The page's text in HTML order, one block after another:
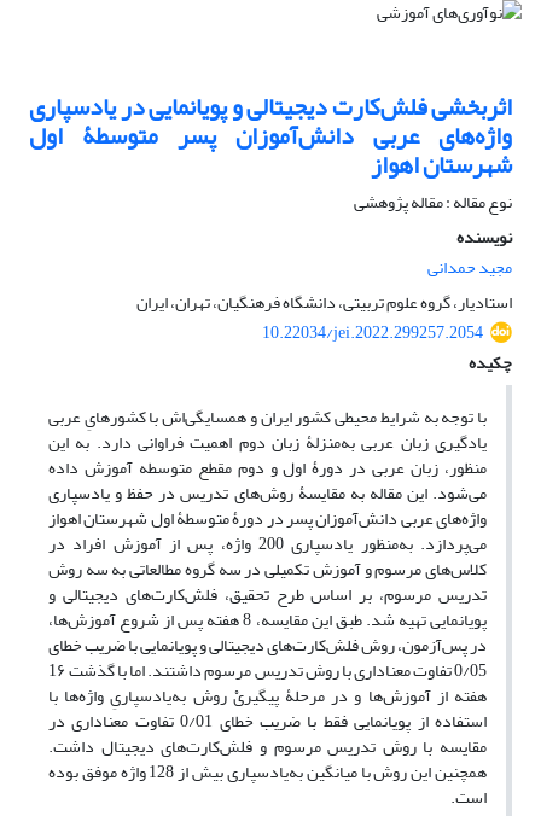
اثربخشی فلش‌کارت دیجیتالی و پویانمایی در یادسپاری
واژه‌های عربی دانش‌آموزان پسر متوسطۀ اول
شهرستان اهواز
نوع مقاله : مقاله پژوهشی
نویسنده
مجید حمدانی
استادیار، گروه علوم تربیتی، دانشگاه فرهنگیان، تهران، ایران
10.22034/jei.2022.299257.2054
چکیده
با توجه به شرایط محیطی کشور ایران و همسایگی‌اش با کشورهایِ عربی
یادگیری زبان عربی به‌منزلۀ زبان دوم اهمیت فراوانی دارد. به این
منظور، زبان عربی در دورۀ اول و دوم مقطع متوسطه آموزش داده
می‌شود. این مقاله به مقایسۀ روش‌های تدریس در حفظ و یادسپاری
واژه‌های عربی دانش‌آموزان پسر در دورۀ متوسطۀ اول شهرستان اهواز
می‌پردازد. به‌منظور یادسپاری 200 واژه، پس از آموزش افراد در
کلاس‌های مرسوم و آموزش تکمیلی در سه گروه مطالعاتی به سه روش
تدریس مرسوم، بر اساس طرح تحقیق، فلش‌کارت‌های دیجیتالی و
پویانمایی تهیه شد. طبق این مقایسه، 8 هفته پس از شروع آموزش‌ها،
در پس‌آزمون، روش فلش‌کارت‌های دیجیتالی و پویانمایی با ضریب خطای
0/05 تفاوت معناداری با روش تدریس مرسوم داشتند. اما با گذشت 1۶
هفته از آموزش‌ها و در مرحلۀ پیگیریْ روش به‌یادسپاریِ واژه‌ها با
استفاده از پویانمایی فقط با ضریب خطای 0/01 تفاوت معناداری در
مقایسه با روش تدریس مرسوم و فلش‌کارت‌های دیجیتال داشت.
همچنین این روش با میانگین به‌یادسپاری بیش از 128 واژه موفق بوده
است.